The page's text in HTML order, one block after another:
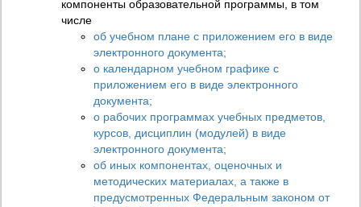
компоненты образовательной программы, в том
числе
об учебном плане с приложением его в виде
электронного документа;
о календарном учебном графике с
приложением его в виде электронного
документа;
о рабочих программах учебных предметов,
курсов, дисциплин (модулей) в виде
электронного документа;
об иных компонентах, оценочных и
методических материалах, а также в
предусмотренных Федеральным законом от